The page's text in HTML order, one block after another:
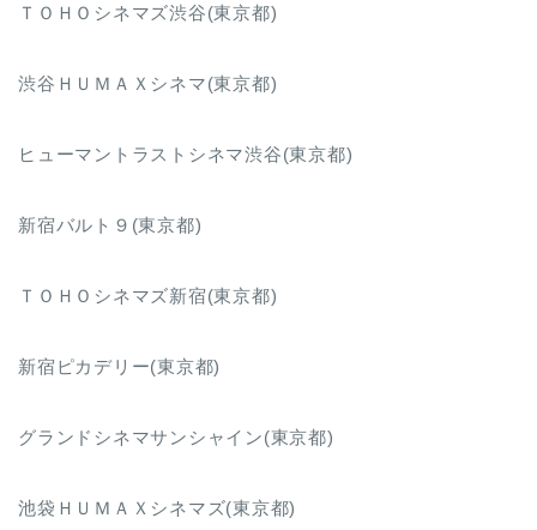
ＴＯＨＯシネマズ渋谷(東京都)
渋谷ＨＵＭＡＸシネマ(東京都)
ヒューマントラストシネマ渋谷(東京都)
新宿バルト９(東京都)
ＴＯＨＯシネマズ新宿(東京都)
新宿ピカデリー(東京都)
グランドシネマサンシャイン(東京都)
池袋ＨＵＭＡＸシネマズ(東京都)